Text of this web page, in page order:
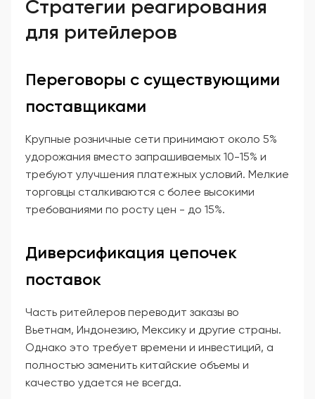
Стратегии реагирования
для ритейлеров
Переговоры с существующими
поставщиками
Крупные розничные сети принимают около 5%
удорожания вместо запрашиваемых 10-15% и
требуют улучшения платежных условий. Мелкие
торговцы сталкиваются с более высокими
требованиями по росту цен - до 15%.
Диверсификация цепочек
поставок
Часть ритейлеров переводит заказы во
Вьетнам, Индонезию, Мексику и другие страны.
Однако это требует времени и инвестиций, а
полностью заменить китайские объемы и
качество удается не всегда.